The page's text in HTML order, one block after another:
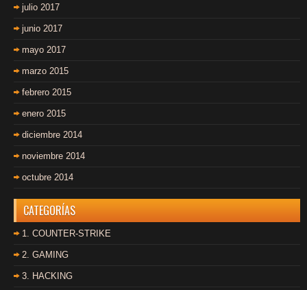
julio 2017
junio 2017
mayo 2017
marzo 2015
febrero 2015
enero 2015
diciembre 2014
noviembre 2014
octubre 2014
CATEGORÍAS
1. COUNTER-STRIKE
2. GAMING
3. HACKING